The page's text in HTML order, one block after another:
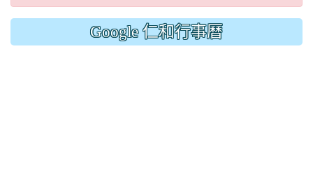
Google 仁和行事曆